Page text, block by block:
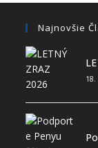
Najnovšie
18.